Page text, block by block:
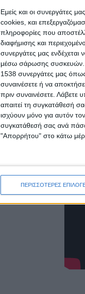
Εμείς και οι συνεργάτες
cookies, και
πληροφορίες που
διαφήμισης και
συνεργάτες μας
μέσω σάρωσης συσκευών.
1538 συνεργάτες μας όπως
συναινέσετε ή να
πριν συναινέσετε. Λάβετε
απαιτεί τη συγκατάθεσή
ισχύουν μόνο για αυτόν
συγκατάθεσή σας ανά πάσα
"Απορρήτου" στο κάτω
ΠΕΡΙΣΣΟΤΕΡΕΣ
επιστρέφουν στις